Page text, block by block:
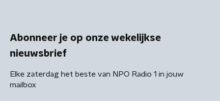
Abonneer je op onze wekelijkse
nieuwsbrief
Elke zaterdag het beste van NPO Radio 1 in jouw
mailbox